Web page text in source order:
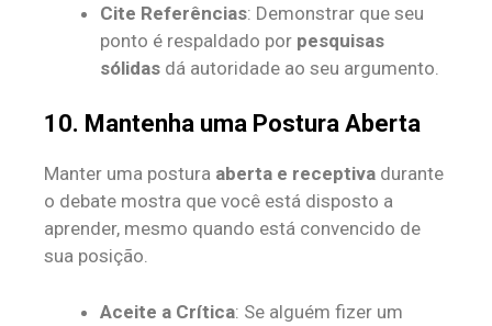
Cite Referências: Demonstrar que seu
ponto é respaldado por pesquisas
sólidas dá autoridade ao seu argumento.
10. Mantenha uma Postura Aberta
Manter uma postura aberta e receptiva durante
o debate mostra que você está disposto a
aprender, mesmo quando está convencido de
sua posição.
Aceite a Crítica: Se alguém fizer um